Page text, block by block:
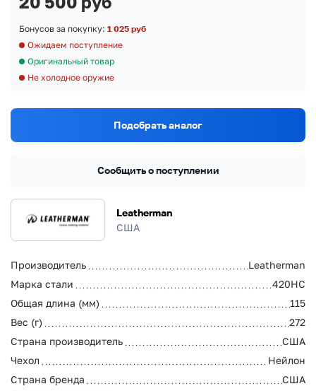
Leatherman
США
Производитель
Leatherman
Марка стали
420HC
Общая длина (мм)
115
Вес (г)
272
Страна производитель
США
Чехол
Нейлон
Страна бренда
США
Бонусов за покупку: 1 025 руб
Ожидаем поступление
Оригинальный товар
Не холодное оружие
Подобрать аналог
Сообщить о поступлении